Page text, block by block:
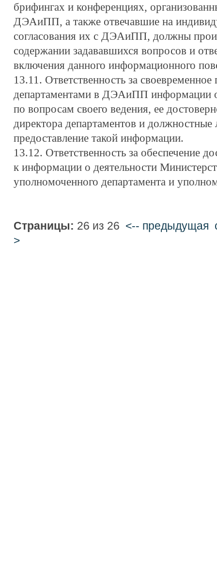
брифингах и конференциях,
ДЭАиПП, а также отвечавшие на
согласования их с ДЭАиПП, должны
содержании задававшихся вопросов и
включения данного информационного
13.11. Ответственность за своевременное
департаментами в ДЭАиПП информации
по вопросам своего ведения, ее
директора департаментов и
предоставление такой информации.
13.12. Ответственность за обеспечение
к информации о деятельности
уполномоченного департамента и
Страницы: 26 из 26 <-- предыдущая
>